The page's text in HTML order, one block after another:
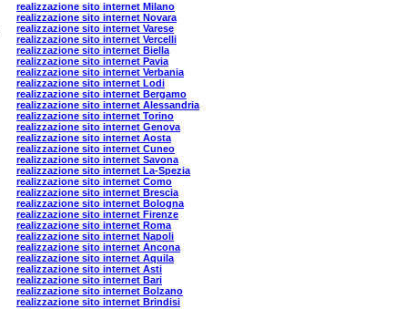
realizzazione sito internet Milano
realizzazione sito internet Novara
realizzazione sito internet Varese
realizzazione sito internet Vercelli
realizzazione sito internet Biella
realizzazione sito internet Pavia
realizzazione sito internet Verbania
realizzazione sito internet Lodi
realizzazione sito internet Bergamo
realizzazione sito internet Alessandria
realizzazione sito internet Torino
realizzazione sito internet Genova
realizzazione sito internet Aosta
realizzazione sito internet Cuneo
realizzazione sito internet Savona
realizzazione sito internet La-Spezia
realizzazione sito internet Como
realizzazione sito internet Brescia
realizzazione sito internet Bologna
realizzazione sito internet Firenze
realizzazione sito internet Roma
realizzazione sito internet Napoli
realizzazione sito internet Ancona
realizzazione sito internet Aquila
realizzazione sito internet Asti
realizzazione sito internet Bari
realizzazione sito internet Bolzano
realizzazione sito internet Brindisi